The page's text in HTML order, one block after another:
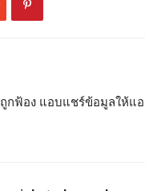
ถูกฟ้อง แอบแชร์ข้อมูลให้แอ